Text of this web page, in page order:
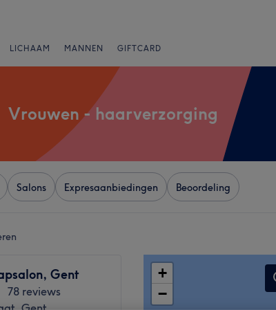
LICHAAM MANNEN GIFTCARD
Vrouwen - haarverzorging
Salons Expresaanbiedingen Beoordeling
Gent
78 reviews
+
−